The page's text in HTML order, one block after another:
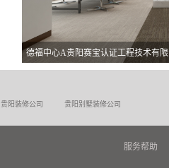
德福中心A贵阳赛宝认证工程技术有
贵阳装修公司 贵阳别墅装修公司
服务帮助